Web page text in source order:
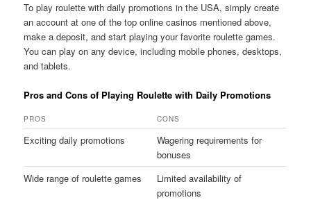
To play roulette with daily promotions in the USA, simply create
an account at one of the top online casinos mentioned above,
make a deposit, and start playing your favorite roulette games.
You can play on any device, including mobile phones, desktops,
and tablets.
Pros and Cons of Playing Roulette with Daily Promotions
PROS CONS
Exciting daily promotions
Wagering requirements for
bonuses
Wide range of roulette games
Limited availability of
promotions